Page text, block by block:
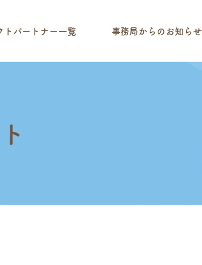
トパートナー一覧 事務局からのお知らせ